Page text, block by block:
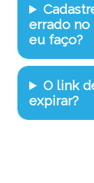
errado no
eu faço?
O link
expirar?